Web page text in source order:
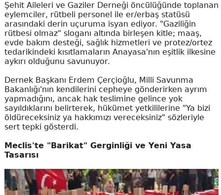
Şehit Aileleri ve Gaziler Derneği öncülüğünde toplanan
eylemciler, rütbeli personel ile er/erbaş statüsü
arasındaki derin uçuruma isyan ediyor. "Gaziliğin
rütbesi olmaz" sloganı altında birleşen kitle; maaş,
evde bakım desteği, sağlık hizmetleri ve protez/ortez
tedarikindeki kısıtlamaların Anayasa'nın eşitlik ilkesine
aykırı olduğunu savunuyor.
Dernek Başkanı Erdem Çerçioğlu, Milli Savunma
Bakanlığı'nın kendilerini cepheye gönderirken ayrım
yapmadığını, ancak hak teslimine gelince yok
sayıldıklarını belirterek, hükümet yetkililerine "Ya bizi
öldüreceksiniz ya hakkımızı vereceksiniz" sözleriyle
sert tepki gösterdi.
Meclis'te "Barikat" Gerginliği ve Yeni Yasa
Tasarısı